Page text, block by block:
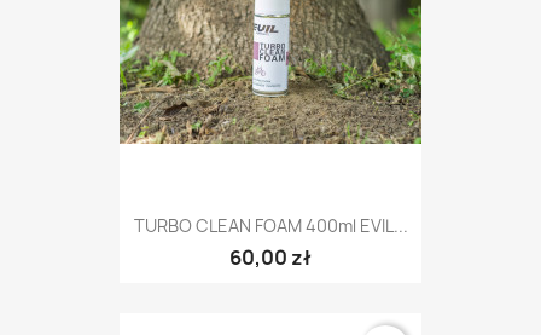
TURBO CLEAN FOAM 400ml EVIL...
60,00 zł